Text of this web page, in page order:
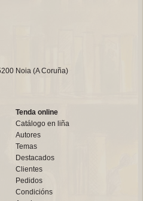
Noia (A Coruña)
Tenda online
Catálogo en liña
Autores
Temas
Destacados
Clientes
Pedidos
Condicións